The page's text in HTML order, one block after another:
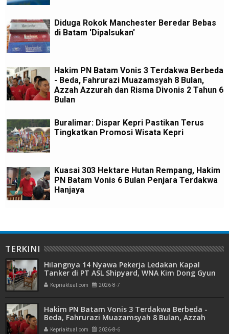
Diduga Rokok Manchester Beredar Bebas
di Batam 'Dipalsukan'
Hakim PN Batam Vonis 3 Terdakwa Berbeda
- Beda, Fahrurazi Muazamsyah 8 Bulan,
Azzah Azzurah dan Risma Divonis 2 Tahun 6
Bulan
Buralimar: Dispar Kepri Pastikan Terus
Tingkatkan Promosi Wisata Kepri
Kuasai 303 Hektare Hutan Rempang, Hakim
PN Batam Vonis 6 Bulan Penjara Terdakwa
Hanjaya
TERKINI
Hilangnya 14 Nyawa Pekerja Ledakan Kapal
Tanker di PT ASL Shipyard, WNA Kim Dong Gyun
Hanya Dituntut 1 Tahun 6 Bulan
Kepriaktual.com 2026-8-7
Hakim PN Batam Vonis 3 Terdakwa Berbeda -
Beda, Fahrurazi Muazamsyah 8 Bulan, Azzah
Azzurah dan Risma Divonis 2 Tahun 6 Bulan
Kepriaktual.com 2026-8-6